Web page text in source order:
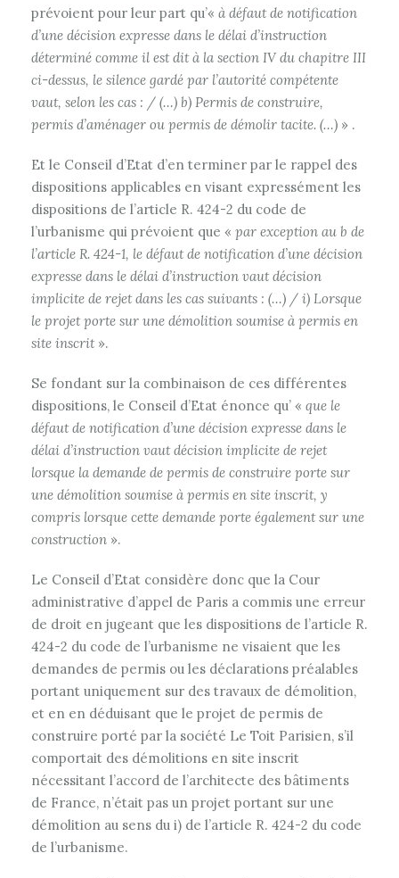
prévoient pour leur part qu’« à défaut de notification
d’une décision expresse dans le délai d’instruction
déterminé comme il est dit à la section IV du chapitre III
ci-dessus, le silence gardé par l’autorité compétente
vaut, selon les cas : / (…) b) Permis de construire,
permis d’aménager ou permis de démolir tacite. (…) » .
Et le Conseil d’Etat d’en terminer par le rappel des
dispositions applicables en visant expressément les
dispositions de l’article R. 424-2 du code de
l’urbanisme qui prévoient que « par exception au b de
l’article R. 424-1, le défaut de notification d’une décision
expresse dans le délai d’instruction vaut décision
implicite de rejet dans les cas suivants : (…) / i) Lorsque
le projet porte sur une démolition soumise à permis en
site inscrit».
Se fondant sur la combinaison de ces différentes
dispositions, le Conseil d’Etat énonce qu’ « que le
défaut de notification d’une décision expresse dans le
délai d’instruction vaut décision implicite de rejet
lorsque la demande de permis de construire porte sur
une démolition soumise à permis en site inscrit, y
compris lorsque cette demande porte également sur une
construction ».
Le Conseil d’Etat considère donc que la Cour
administrative d’appel de Paris a commis une erreur
de droit en jugeant que les dispositions de l’article R.
424-2 du code de l’urbanisme ne visaient que les
demandes de permis ou les déclarations préalables
portant uniquement sur des travaux de démolition,
et en en déduisant que le projet de permis de
construire porté par la société Le Toit Parisien, s’il
comportait des démolitions en site inscrit
nécessitant l’accord de l’architecte des bâtiments
de France, n’était pas un projet portant sur une
démolition au sens du i) de l’article R. 424-2 du code
de l’urbanisme.